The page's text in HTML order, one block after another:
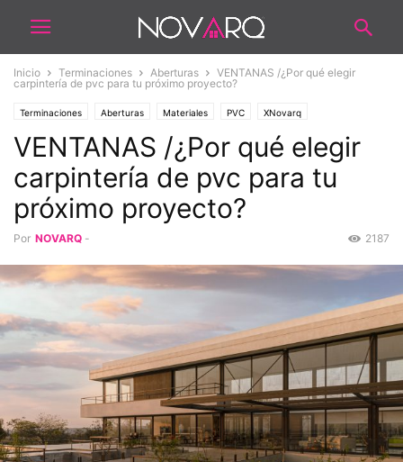
Inicio Terminaciones Aberturas
VENTANAS /¿Por qué elegir
carpintería de pvc para tu próximo proyecto?
Terminaciones Aberturas Materiales PVC XNovarq
VENTANAS /¿Por qué elegir
carpintería de pvc para tu
próximo proyecto?
Por NOVARQ - 2187